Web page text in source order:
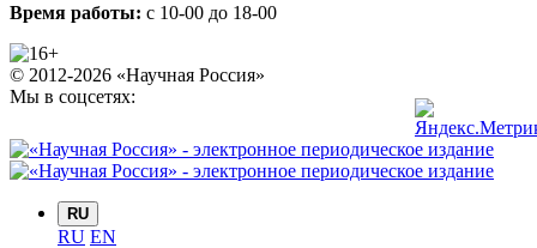
Время работы: с 10-00 до 18-00
© 2012-2026 «Научная Россия»
Мы в соцсетях:
RU
RU EN